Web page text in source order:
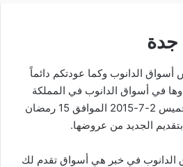
جدة
الدانوب وكما عودتكم دائماً
في أسواق الدانوب في المملكة
العربية السعودية، واليوم الخميس 2-7-2015 الموافق 15 رمضان
الدانوب في خبر هي أسواق تقدم لك